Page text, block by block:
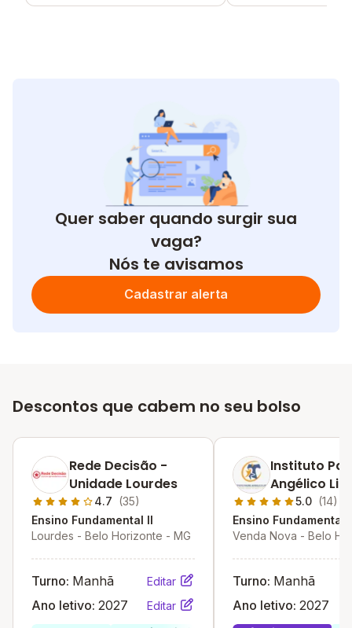
Quer saber quando surgir sua
vaga?
Nós te avisamos
Cadastrar alerta
Descontos que cabem no seu bolso
Rede Decisão -
Unidade Lourdes
4.7 (35)
Ensino Fundamental II
Lourdes - Belo Horizonte - MG
Turno: Manhã Editar
Ano letivo: 2027
Editar
Instituto
Angélico
5.0 (14)
Ensino Fundamental
Venda Nova - Belo
Turno: Manhã
Ano letivo: 2027